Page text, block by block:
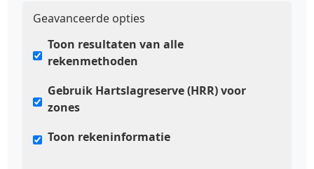
Geavanceerde opties
Toon resultaten van alle
rekenmethoden
Gebruik Hartslagreserve (HRR) voor
zones
Toon rekeninformatie